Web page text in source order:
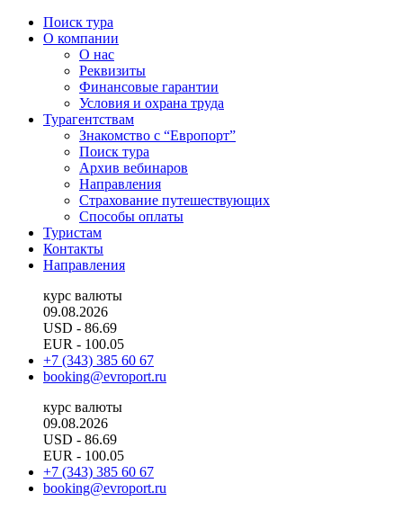
Поиск тура
О компании
О нас
Реквизиты
Финансовые гарантии
Условия и охрана труда
Турагентствам
Знакомство с “Европорт”
Поиск тура
Архив вебинаров
Направления
Страхование путешествующих
Способы оплаты
Туристам
Контакты
Направления
курс валюты
09.08.2026
USD - 86.69
EUR - 100.05
+7 (343) 385 60 67
booking@evroport.ru
курс валюты
09.08.2026
USD - 86.69
EUR - 100.05
+7 (343) 385 60 67
booking@evroport.ru